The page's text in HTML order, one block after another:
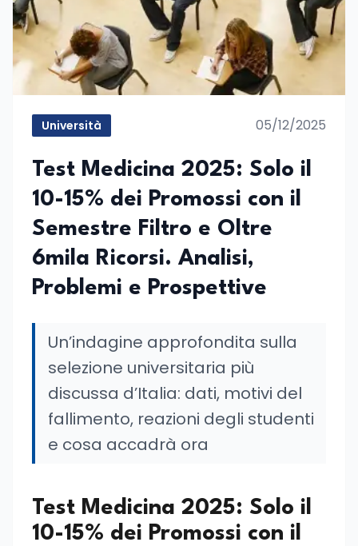
Università 05/12/2025
Test Medicina 2025: Solo il
10-15% dei Promossi con il
Semestre Filtro e Oltre
6mila Ricorsi. Analisi,
Problemi e Prospettive
Un’indagine approfondita sulla
selezione universitaria più
discussa d’Italia: dati, motivi del
fallimento, reazioni degli studenti
e cosa accadrà ora
Test Medicina 2025: Solo il
10-15% dei Promossi con il